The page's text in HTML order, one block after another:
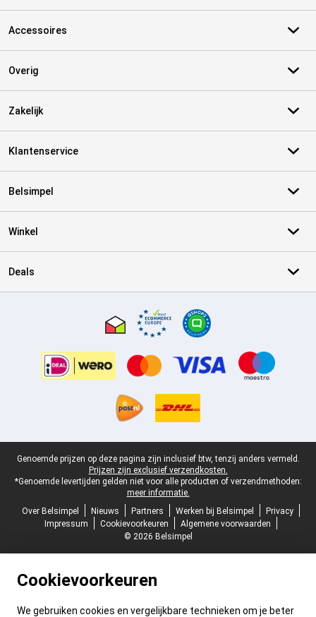
Accessoires
Overig
Zakelijk
Klantenservice
Belsimpel
Winkel
Deals
Juridische voettekst
Genoemde prijzen op deze pagina zijn inclusief btw, tenzij anders vermeld.
Prijzen zijn exclusief verzendkosten.
*Genoemde levertijden gelden niet voor alle producten of verzendmethoden:
meer informatie.
Over Belsimpel
Nieuws Partners Werken bij Belsimpel
Privacy
Impressum
Cookievoorkeuren
Algemene voorwaarden
© 2026 Belsimpel
Cookievoorkeuren
We gebruiken cookies en vergelijkbare technieken om je beter